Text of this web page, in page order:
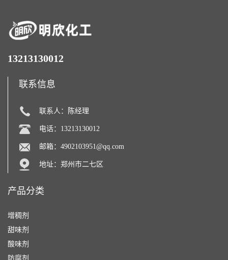
13213130012
联系信息
联系人：陈经理
电话：13213130012
邮箱： 4902103951@qq.com
地址：郑州市二七区
产品分类
增稠剂
甜味剂
酸味剂
防腐剂